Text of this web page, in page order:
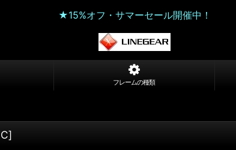
★15%オフ・サマーセール開催中！
フレームの種類
]